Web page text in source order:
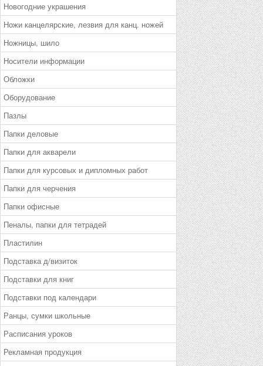
Новогодние украшения
Ножи канцелярские, лезвия для канц. ножей
Ножницы, шило
Носители информации
Обложки
Оборудование
Пазлы
Папки деловые
Папки для акварели
Папки для курсовых и дипломных работ
Папки для черчения
Папки офисные
Пеналы, папки для тетрадей
Пластилин
Подставка д/визиток
Подставки для книг
Подставки под календари
Ранцы, сумки школьные
Расписания уроков
Рекламная продукция